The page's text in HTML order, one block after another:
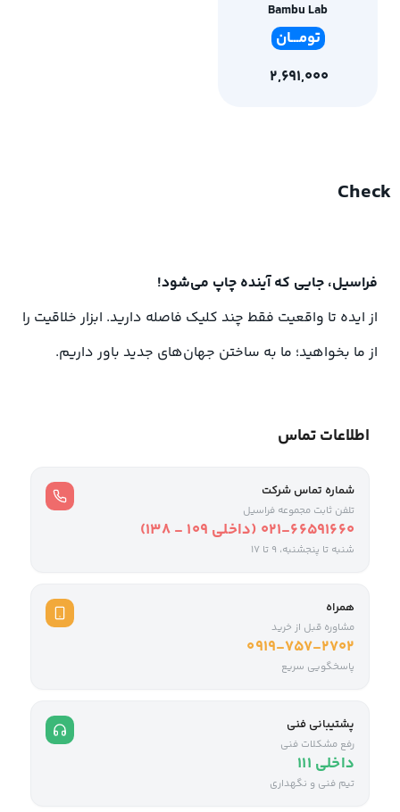
Bambu Lab
تومـــان
2,691,000
Check
فراسیل، جایی که آینده چاپ می‌شود!
از ایده تا واقعیت فقط چند کلیک فاصله دارید. ابزار خلاقیت را
از ما بخواهید؛ ما به ساختن جهان‌های جدید باور داریم.
اطلاعات تماس
شماره تماس شرکت
تلفن ثابت مجموعه فراسیل
021-66591660 (داخلی ۱۰۹ - ۱۳۸)
شنبه تا پنجشنبه، 9 تا ۱۷
همراه
مشاوره قبل از خرید
0919-757-2702
پاسخگویی سریع
پشتیبانی فنی
رفع مشکلات فنی
داخلی ۱۱۱
تیم فنی و نگهداری